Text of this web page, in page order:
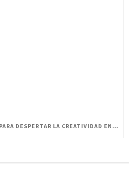
MATERIAL ESCOLAR PARA DESPERTAR LA CREATIVIDAD EN PEQUEÑOS ARTISTAS